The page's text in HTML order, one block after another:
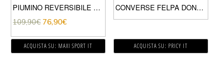
PIUMINO REVERSIBILE EUGENIO DONNA
109,90€ 76,90€
ACQUISTA SU: MAXI SPORT IT
CONVERSE FELPA DONNA BLACK/WHITE
ACQUISTA SU: PRICY IT